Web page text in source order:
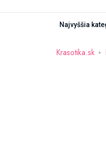
Najvyššia
Krasotika.sk